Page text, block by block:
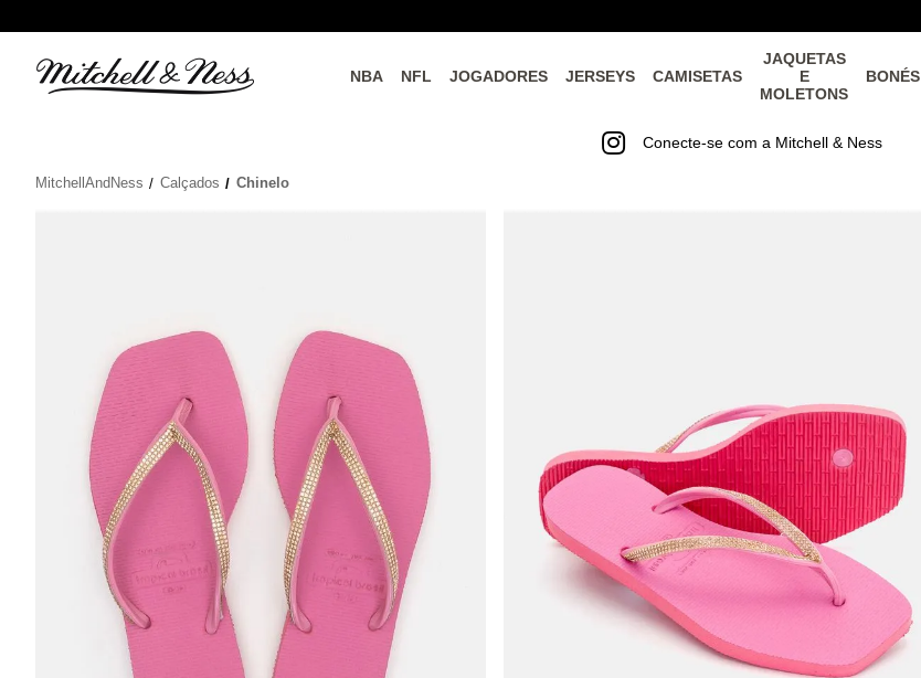
NBA NFL JOGADORES JERSEYS CAMISETAS
JAQUETAS
E
MOLETONS
BONÉS
Conecte-se com a Mitchell & Ness
MitchellAndNess Calçados Chinelo